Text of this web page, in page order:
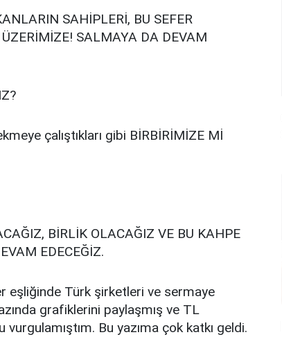
SAHİPLERİ, BU SEFER
SALMAYA DA DEVAM
çalıştıkları gibi BİRBİRİMİZE Mİ
BİRLİK OLACAĞIZ VE BU KAHPE
EDECEĞİZ.
eşliğinde Türk şirketleri ve sermaye
grafiklerini paylaşmış ve TL
Bu yazıma çok katkı geldi.